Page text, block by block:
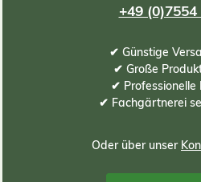
+49
✔ Günstige
✔ Große
✔ Professionelle
✔ Fachgärtnerei
Oder über unser